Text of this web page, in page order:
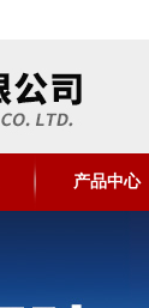
产品中心